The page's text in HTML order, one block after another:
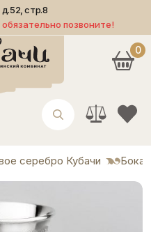
стр.8
позвоните!
0
серебро Кубачи